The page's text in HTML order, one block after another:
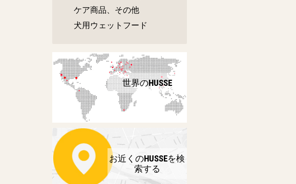
ケア商品、その他
犬用ウェットフード
世界のHUSSE
お近くのHUSSEを検
索する